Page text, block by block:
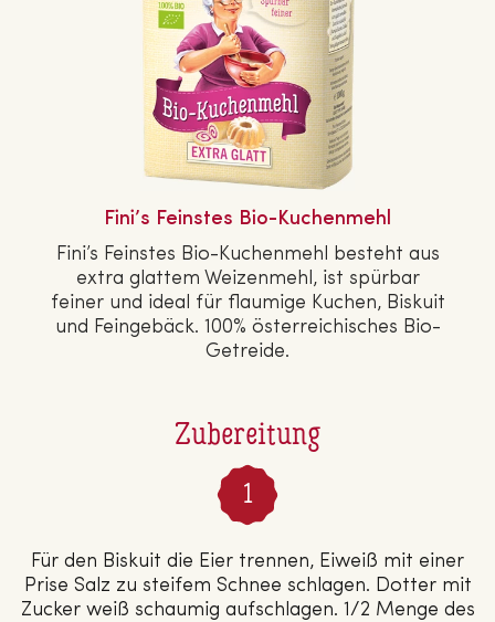
Zubereitung
Für den Biskuit die Eier trennen, Eiweiß mit einer
Prise Salz zu steifem Schnee schlagen. Dotter mit
Zucker weiß schaumig aufschlagen. 1/2 Menge des
Fini’s Feinstes Bio-Ku­chen­mehl
Fini’s Feinstes Bio-Ku­chen­mehl besteht aus
extra glattem Wei­zen­mehl, ist spürbar
feiner und ideal für flaumige Kuchen, Biskuit
und Fein­ge­bäck. 100% ös­ter­rei­chi­sches Bio-
Getreide.